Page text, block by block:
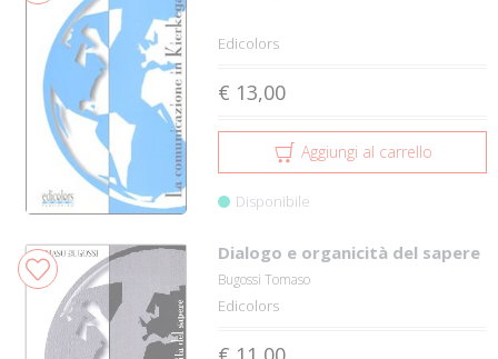
Edicolors
€ 13,00
Aggiungi al carrello
Disponibile
Dialogo e organicità del sapere
Bugossi Tomaso
Edicolors